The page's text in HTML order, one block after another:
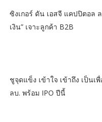
ซิงเกอร์ ดัน เอสจี แคปปิตอล
เงิน” เจาะลูกค้า B2B
ชูจุดแข็ง เข้าใจ เข้าถึง เป็น
ลบ. พร้อม IPO ปีนี้